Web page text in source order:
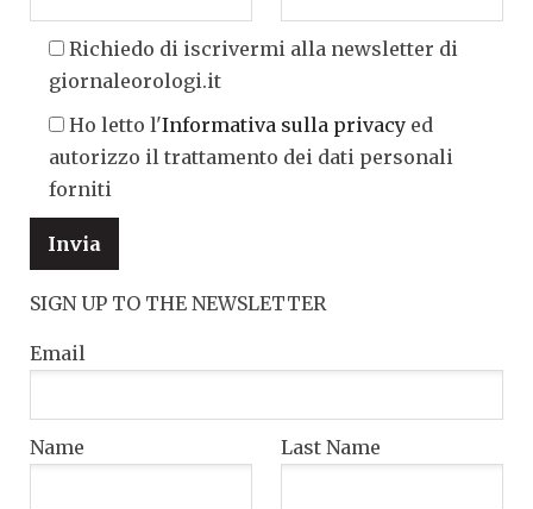
Richiedo di iscrivermi alla newsletter di
giornaleorologi.it
Ho letto l'Informativa sulla privacy ed
autorizzo il trattamento dei dati personali
forniti
SIGN UP TO THE NEWSLETTER
Email
Name Last Name